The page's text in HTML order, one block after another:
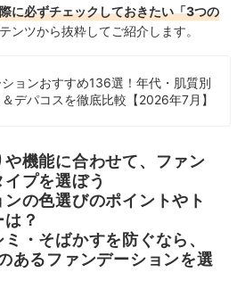
の売れ筋ランキングもチェック！
に必ずチェックしておきたい「3つの
ンツから抜粋してご紹介します。
ョンおすすめ136選！年代・肌質別
デパコスを徹底比較【2026年7月】
機能に合わせて、ファン
プを選ぼう
の色選びのポイントやト
？
・そばかすを防ぐなら、
あるファンデーションを選